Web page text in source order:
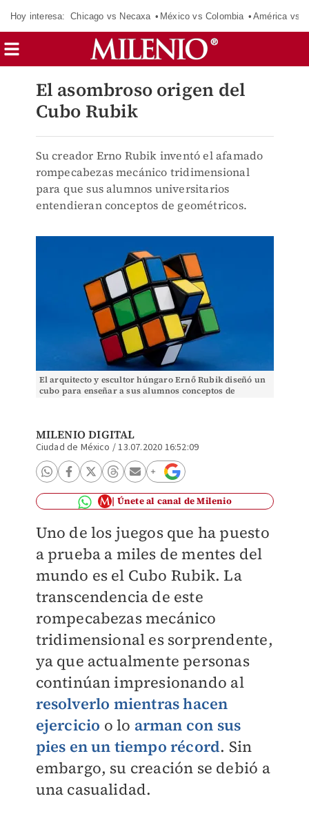
Hoy interesa: Chicago vs Necaxa México vs Colombia América vs
El asombroso origen del
Cubo Rubik
Su creador Erno Rubik inventó el afamado
rompecabezas mecánico tridimensional
para que sus alumnos universitarios
entendieran conceptos de geométricos.
El arquitecto y escultor húngaro Ernő Rubik diseñó un
cubo para enseñar a sus alumnos conceptos de
MILENIO DIGITAL
Ciudad de México /13.07.2020 16:52:09
Únete al canal de Milenio
Uno de los juegos que ha puesto
a prueba a miles de mentes del
mundo es el Cubo Rubik. La
transcendencia de este
rompecabezas mecánico
tridimensional es sorprendente,
ya que actualmente personas
continúan impresionando al
resolverlo mientras hacen
ejercicio o lo arman con sus
pies en un tiempo récord. Sin
embargo, su creación se debió a
una casualidad.